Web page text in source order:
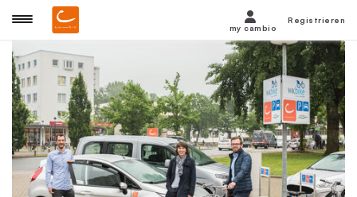
my cambio
Registrieren